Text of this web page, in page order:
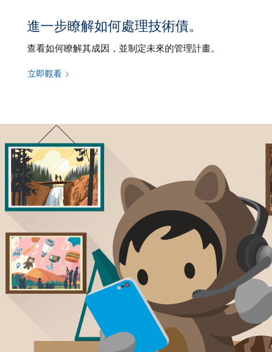
進一步瞭解如何處理技術債。
查看如何瞭解其成因，並制定未來的管理計畫。
立即觀看